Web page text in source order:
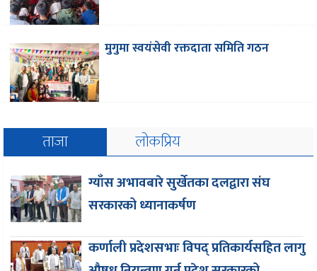
मुगुमा स्वयंसेवी रक्तदाता समिति गठन
ताजा लोकप्रिय
ग्याँस अभावबारे सुर्खेतका दलद्वारा संघ
सरकारको ध्यानाकर्षण
कर्णाली प्रदेशसभाः विपद् प्रतिकार्यसहित लागु